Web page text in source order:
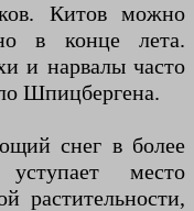
Китов можно
в конце лета.
и нарвалы часто
Шпицбергена.
снег в более
место
растительности,